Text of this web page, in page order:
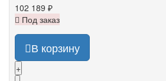
102 189 ₽
Под заказ
В корзину
+